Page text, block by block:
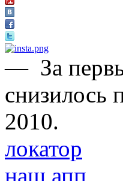
— За
снизилось
2010.
локатор
наш апп